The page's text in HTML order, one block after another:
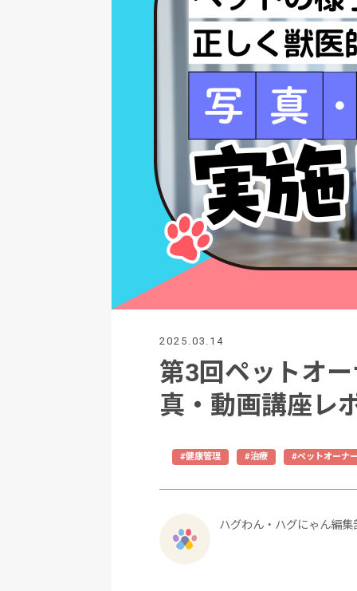
2025.03.14
第3回ペットオ
真・動画講座レ
#健康管理 #治療 #ペットオーナ
ハグわん・ハグにゃん編集